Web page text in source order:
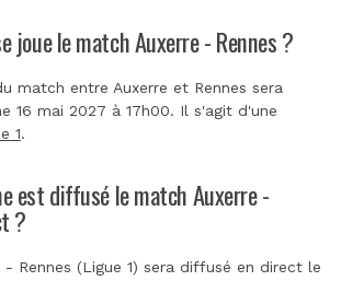
joue le match Auxerre - Rennes ?
match entre Auxerre et Rennes sera
16 mai 2027 à 17h00. Il s'agit d'une
1.
est diffusé le match Auxerre -
?
- Rennes (Ligue 1) sera diffusé en direct le